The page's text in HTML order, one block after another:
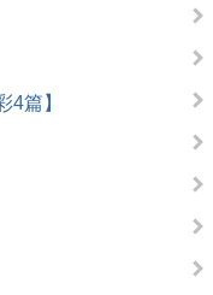
4篇】